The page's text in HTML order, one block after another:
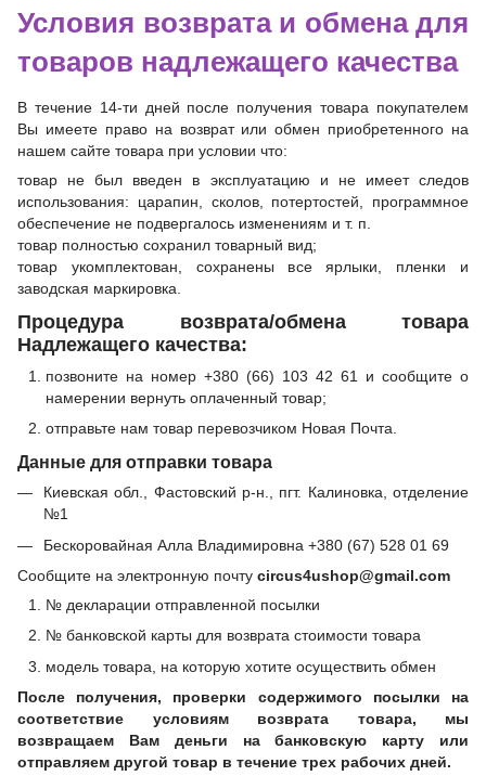
Условия возврата и обмена для
товаров надлежащего качества
В течение 14-ти дней после получения товара покупателем
Вы имеете право на возврат или обмен приобретенного на
нашем сайте товара при условии что:
товар не был введен в эксплуатацию и не имеет следов
использования: царапин, сколов, потертостей, программное
обеспечение не подвергалось изменениям и т. п.
товар полностью сохранил товарный вид;
товар укомплектован, сохранены все ярлыки, пленки и
заводская маркировка.
Процедура возврата/обмена товара
Надлежащего качества:
позвоните на номер +380 (66) 103 42 61 и сообщите о
намерении вернуть оплаченный товар;
отправьте нам товар перевозчиком Новая Почта.
Данные для отправки товара
Киевская обл., Фастовский р-н., пгт. Калиновка, отделение
№1
Бескоровайная Алла Владимировна +380 (67) 528 01 69
Сообщите на электронную почту circus4ushop@gmail.com
№ декларации отправленной посылки
№ банковской карты для возврата стоимости товара
модель товара, на которую хотите осуществить обмен
После получения, проверки содержимого посылки на
соответствие условиям возврата товара, мы
возвращаем Вам деньги на банковскую карту или
отправляем другой товар в течение трех рабочих дней.